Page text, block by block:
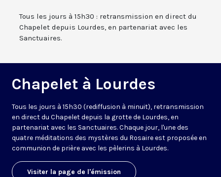
Tous les jours à 15h30 : retransmission en direct du
Chapelet depuis Lourdes, en partenariat avec les
Sanctuaires.
Chapelet à Lourdes
Tous les jours à 15h30 (rediffusion à minuit), retransmission
en direct du Chapelet depuis la grotte de Lourdes, en
partenariat avec les Sanctuaires. Chaque jour, l'une des
quatre méditations des mystères du Rosaire est proposée en
communion de prière avec les pèlerins à Lourdes.
Visiter la page de l'émission